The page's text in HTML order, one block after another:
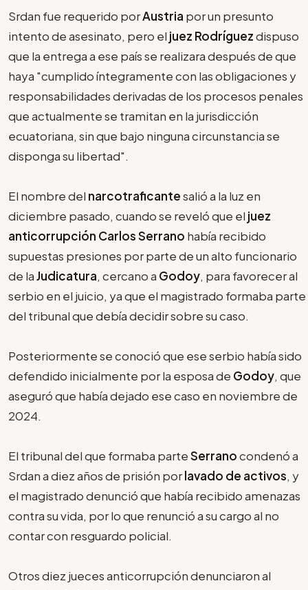
Srdan fue requerido porAustria por un presunto
intento de asesinato, pero el juez Rodríguezdispuso
que la entrega a ese país se realizara después de que
haya "cumplido íntegramente con las obligaciones y
responsabilidades derivadas de los procesos penales
que actualmente se tramitan en la jurisdicción
ecuatoriana, sin que bajo ninguna circunstancia se
disponga su libertad".
El nombre del narcotraficantesalió a la luz en
diciembre pasado, cuando se reveló que el juez
anticorrupción Carlos Serrano había recibido
supuestas presiones por parte de un alto funcionario
de laJudicatura, cercano a Godoy, para favorecer al
serbio en el juicio, ya que el magistrado formaba parte
del tribunal que debía decidir sobre su caso.
Posteriormente se conoció que ese serbio había sido
defendido inicialmente por la esposa de Godoy, que
aseguró que había dejado ese caso en noviembre de
2024.
El tribunal del que formaba parteSerranocondenó a
Srdan a diez años de prisión porlavado de activos, y
el magistrado denunció que había recibido amenazas
contra su vida, por lo que renunció a su cargo al no
contar con resguardo policial.
Otros diez jueces anticorrupción denunciaron al